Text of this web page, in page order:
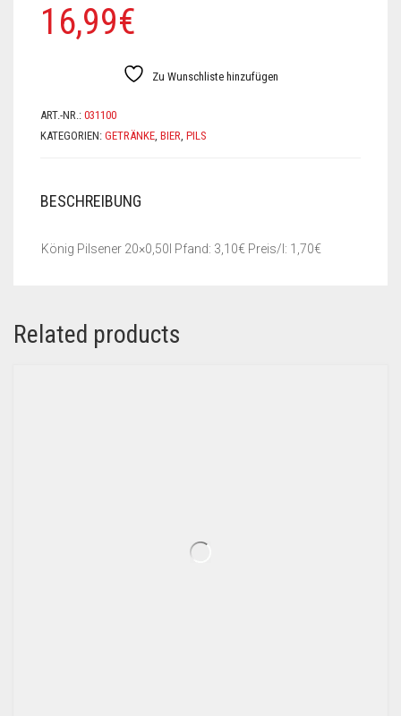
16,99€
Zu Wunschliste hinzufügen
ART.-NR.: 031100
KATEGORIEN: GETRÄNKE, BIER, PILS
BESCHREIBUNG
König Pilsener 20×0,50l Pfand: 3,10€ Preis/l: 1,70€
Related products